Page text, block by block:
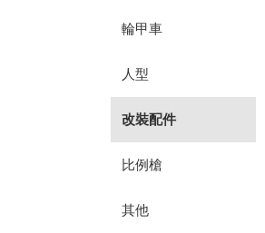
輪甲車
人型
改裝配件
比例槍
其他